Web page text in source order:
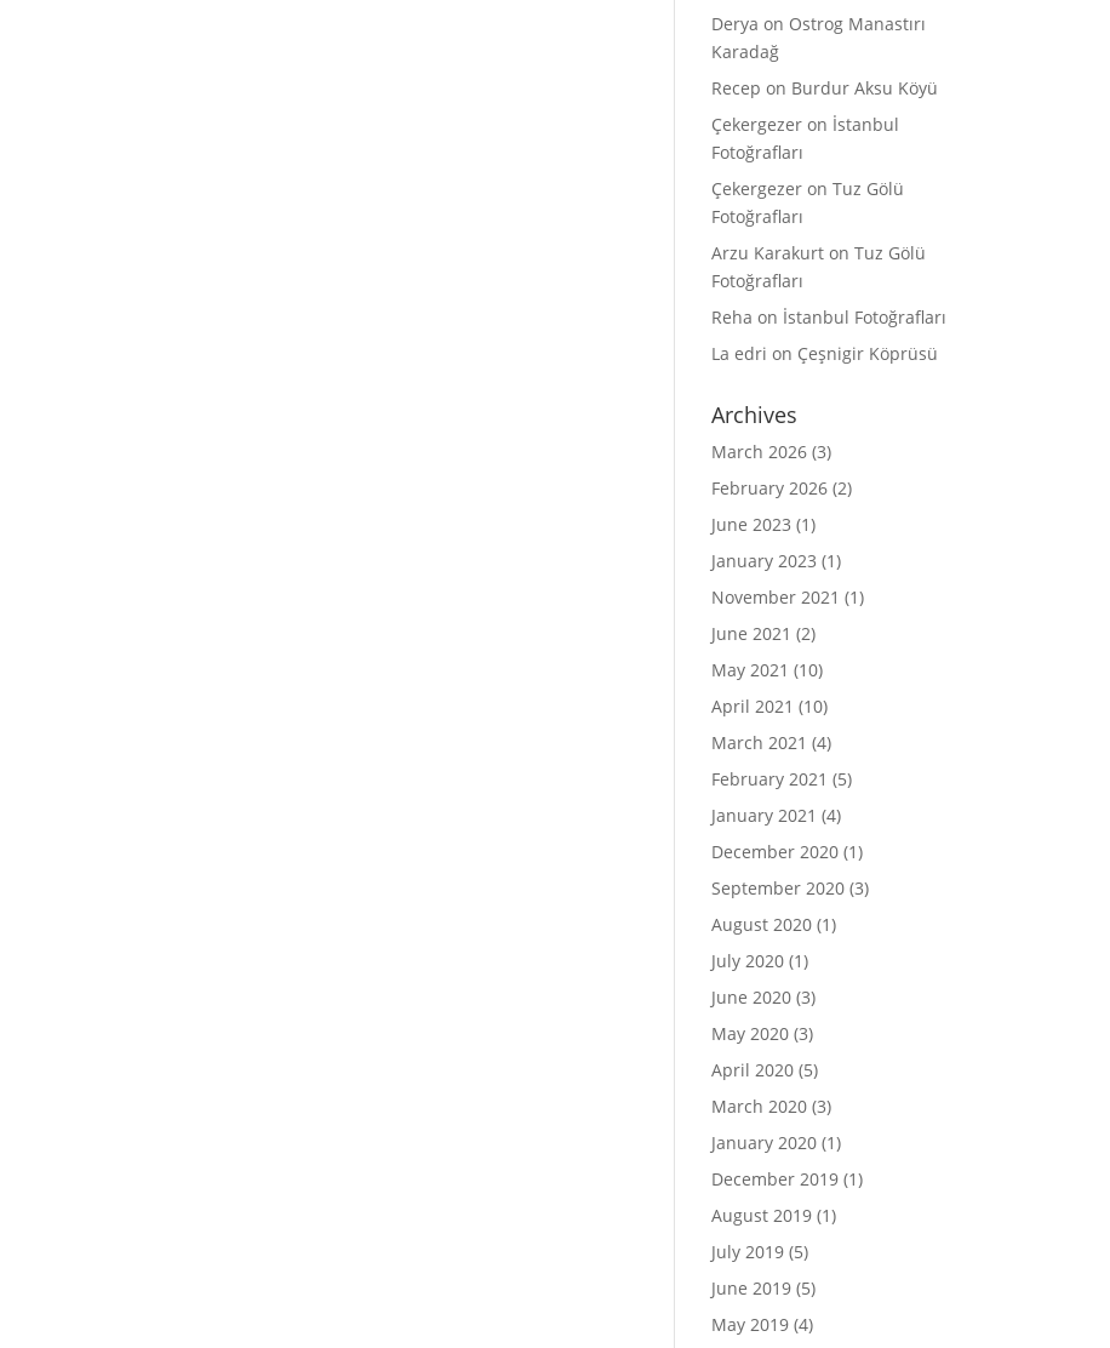
Derya on Ostrog Manastırı
Karadağ
Recep on Burdur Aksu Köyü
Çekergezer on İstanbul
Fotoğrafları
Çekergezer onTuz Gölü
Fotoğrafları
Arzu Karakurt onTuz Gölü
Fotoğrafları
Reha on İstanbul Fotoğrafları
La edri on Çeşnigir Köprüsü
Archives
March 2026 (3)
February 2026 (2)
June 2023 (1)
January 2023 (1)
November 2021 (1)
June 2021 (2)
May 2021 (10)
April 2021 (10)
March 2021 (4)
February 2021 (5)
January 2021 (4)
December 2020 (1)
September 2020 (3)
August 2020 (1)
July 2020 (1)
June 2020 (3)
May 2020 (3)
April 2020 (5)
March 2020 (3)
January 2020 (1)
December 2019 (1)
August 2019 (1)
July 2019 (5)
June 2019 (5)
May 2019 (4)